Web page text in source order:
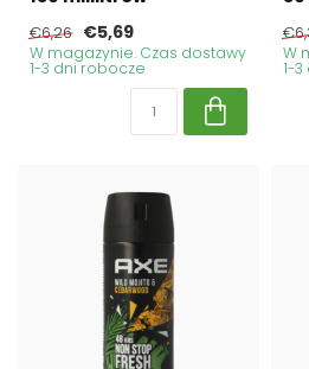
€6,26 €5,69
W magazynie. Czas dostawy
1-3 dni robocze
W
1-